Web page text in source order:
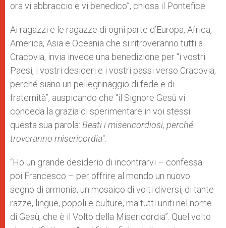
ora vi abbraccio e vi benedico”, chiosa il Pontefice.
Ai ragazzi e le ragazze di ogni parte d’Europa, Africa,
America, Asia e Oceania che si ritroveranno tutti a
Cracovia, invia invece una benedizione per “i vostri
Paesi, i vostri desideri e i vostri passi verso Cracovia,
perché siano un pellegrinaggio di fede e di
fraternità”, auspicando che “il Signore Gesù vi
conceda la grazia di sperimentare in voi stessi
questa sua parola: Beati i misericordiosi, perché
troveranno misericordia“.
“Ho un grande desiderio di incontrarvi – confessa
poi Francesco – per offrire al mondo un nuovo
segno di armonia, un mosaico di volti diversi, di tante
razze, lingue, popoli e culture, ma tutti uniti nel nome
di Gesù, che è il Volto della Misericordia”. Quel volto